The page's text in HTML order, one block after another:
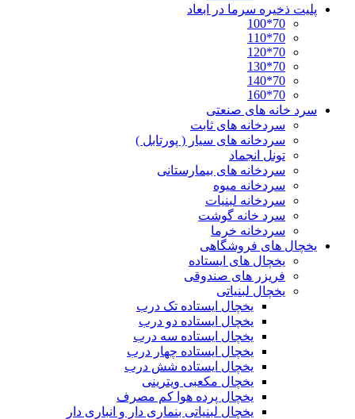
پلیت ذخیره سرما در ابعاد
70*100
70*110
70*120
70*130
70*140
70*160
سرد خانه های صنعتی
سردخانه های ثابت
سردخانه های سیار ( پورتابل )
تونل انجماد
سردخانه های بیمارستانی
سردخانه میوه
سردخانه لبنیات
سرد خانه گوشت
سردخانه خرما
یخچال های فروشگاهی
یخچال های ایستاده
فریزر های صندوقی
یخچال لبنیاتی
یخچال ایستاده تک درب
یخچال ایستاده دو درب
یخچال ایستاده سه درب
یخچال ایستاده چهار درب
یخچال ایستاده شش درب
یخچال مکعبی ویترینی
یخچال پرده هوا کم مصرف
یخچال لبنیاتی بنماری دار و انباری دار